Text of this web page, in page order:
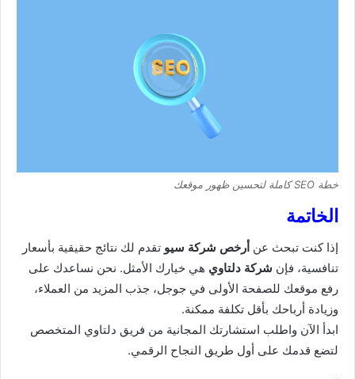
خطة SEO كاملة لتحسين ظهور موقعك
الخاتمة
إذا كنت تبحث عن أرخص شركة سيو تقدم لك نتائج حقيقية بأسعار
تنافسية، فإن شركة دلتاوي هي خيارك الأمثل. نحن نساعدك على
رفع موقعك للصفحة الأولى في جوجل، جذب المزيد من العملاء،
وزيادة أرباحك بأقل تكلفة ممكنة.
ابدأ الآن واطلب استشارتك المجانية من فريق دلتاوي المتخصص
لتضع قدمك على أول طريق النجاح الرقمي.